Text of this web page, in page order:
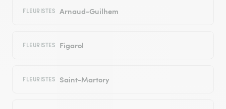
FLEURISTES Arnaud-Guilhem
FLEURISTES Figarol
FLEURISTES Saint-Martory